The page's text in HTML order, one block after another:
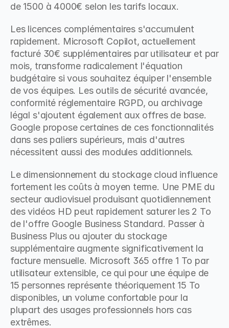
de 1500 à 4000€ selon les tarifs locaux.
Les licences complémentaires s'accumulent
rapidement. Microsoft Copilot, actuellement
facturé 30€ supplémentaires par utilisateur et par
mois, transforme radicalement l'équation
budgétaire si vous souhaitez équiper l'ensemble
de vos équipes. Les outils de sécurité avancée,
conformité réglementaire RGPD, ou archivage
légal s'ajoutent également aux offres de base.
Google propose certaines de ces fonctionnalités
dans ses paliers supérieurs, mais d'autres
nécessitent aussi des modules additionnels.
Le dimensionnement du stockage cloud influence
fortement les coûts à moyen terme. Une PME du
secteur audiovisuel produisant quotidiennement
des vidéos HD peut rapidement saturer les 2 To
de l'offre Google Business Standard. Passer à
Business Plus ou ajouter du stockage
supplémentaire augmente significativement la
facture mensuelle. Microsoft 365 offre 1 To par
utilisateur extensible, ce qui pour une équipe de
15 personnes représente théoriquement 15 To
disponibles, un volume confortable pour la
plupart des usages professionnels hors cas
extrêmes.